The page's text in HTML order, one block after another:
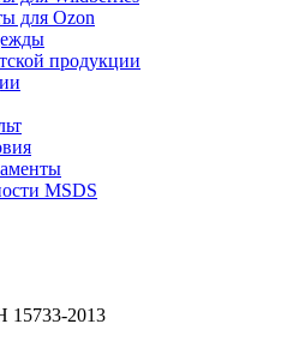
для Ozon
продукции
MSDS
2013